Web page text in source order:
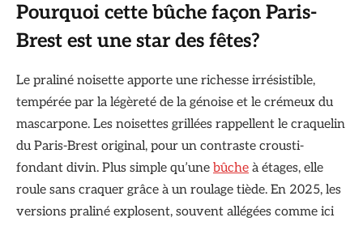
Pourquoi cette bûche façon Paris-
Brest est une star des fêtes?
Le praliné noisette apporte une richesse irrésistible,
tempérée par la légèreté de la génoise et le crémeux du
mascarpone. Les noisettes grillées rappellent le craquelin
du Paris-Brest original, pour un contraste crousti-
fondant divin. Plus simple qu’une bûche à étages, elle
roule sans craquer grâce à un roulage tiède. En 2025, les
versions praliné explosent, souvent allégées comme ici